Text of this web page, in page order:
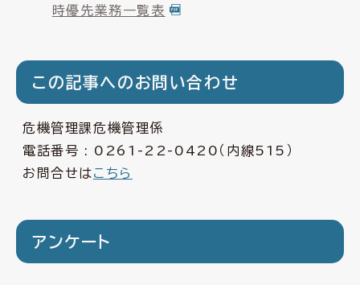
時優先業務一覧表
この記事へのお問い合わせ
危機管理課危機管理係
電話番号 : 0261-22-0420 （内線515）
お問合せはこちら
アンケート